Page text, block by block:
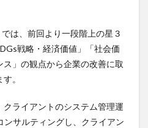
は、前回より一段階上の星３
戦略・経済価値」「社会価
」の観点から企業の改善に取
。
ライアントのシステム管理運
サルティングし、クライアン